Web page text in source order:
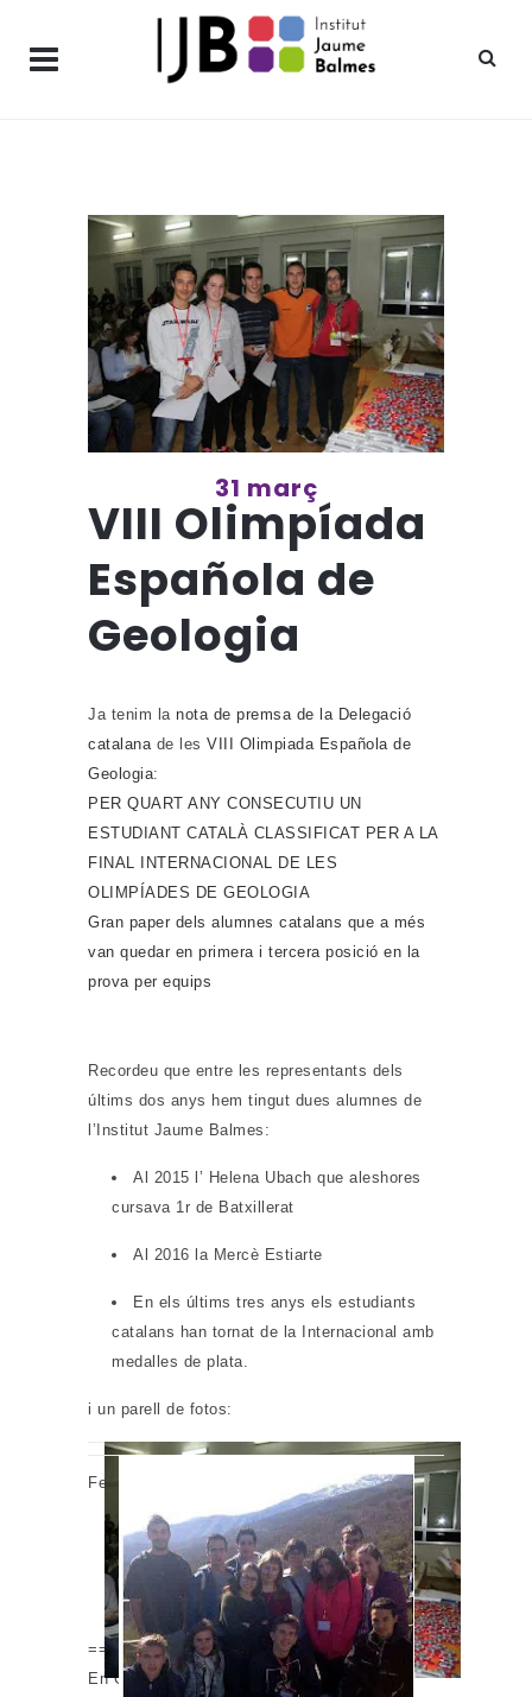
31 març
VIII Olimpíada
Española de
Geologia
Ja tenim la nota de premsa de la Delegació
catalana de les VIII Olimpiada Española de
Geologia:
PER QUART ANY CONSECUTIU UN
ESTUDIANT CATALÀ CLASSIFICAT PER A LA
FINAL INTERNACIONAL DE LES
OLIMPÍADES DE GEOLOGIA
Gran paper dels alumnes catalans que a més
van quedar en primera i tercera posició en la
prova per equips
Recordeu que entre les representants dels
últims dos anys hem tingut dues alumnes de
l’Institut Jaume Balmes:
Al 2015 l’ Helena Ubach que aleshores
cursava 1r de Batxillerat
Al 2016 la Mercè Estiarte
En els últims tres anys els estudiants
catalans han tornat de la Internacional amb
medalles de plata.
i un parell de fotos:
Felicitats a tots i totes!!!
====Notícia del 31/3/2017=====
En Quim Oliver Mayolas del BTX2B ja ha